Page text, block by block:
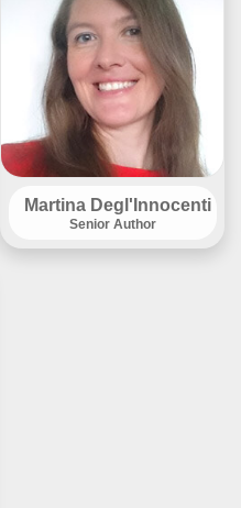
Martina Degl'Innocenti
Senior Author